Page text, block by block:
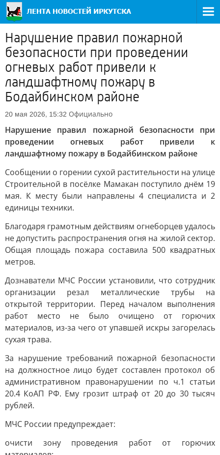
Нарушение правил пожарной
безопасности при проведении
огневых работ привели к
ландшафтному пожару в
Бодайбинском районе
20 мая 2026, 15:32 Официально
Нарушение правил пожарной безопасности при
проведении огневых работ привели к
ландшафтному пожару в Бодайбинском районе
Сообщении о горении сухой растительности на улице
Строительной в посёлке Мамакан поступило днём 19
мая. К месту были направлены 4 специалиста и 2
единицы техники.
Благодаря грамотным действиям огнеборцев удалось
не допустить распространения огня на жилой сектор.
Общая площадь пожара составила 500 квадратных
метров.
Дознаватели МЧС России установили, что сотрудник
организации резал металлические трубы на
открытой территории. Перед началом выполнения
работ место не было очищено от горючих
материалов, из-за чего от упавшей искры загорелась
сухая трава.
За нарушение требований пожарной безопасности
на должностное лицо будет составлен протокол об
административном правонарушении по ч.1 статьи
20.4 КоАП РФ. Ему грозит штраф от 20 до 30 тысяч
рублей.
МЧС России предупреждает:
очисти зону проведения работ от горючих